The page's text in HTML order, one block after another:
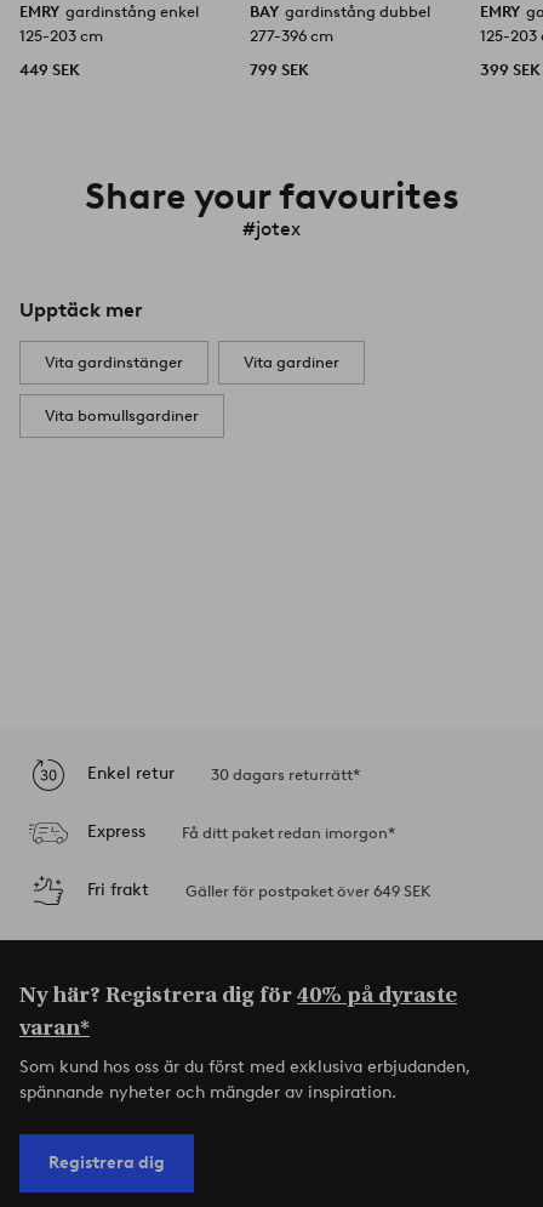
EMRY gardinstång enkel
125-203 cm
449 SEK
BAY gardinstång dubbel
277-396 cm
799 SEK
EMRY
125-203
399 SEK
Share your favourites
#jotex
Upptäck mer
Vita gardinstänger Vita gardiner
Vita bomullsgardiner
Enkel retur 30 dagars returrätt*
Express Få ditt paket redan imorgon*
Fri frakt Gäller för postpaket över 649 SEK
Ny här? Registrera dig för40% på dyraste
varan*
Som kund hos oss är du först med exklusiva erbjudanden,
spännande nyheter och mängder av inspiration.
Registrera dig